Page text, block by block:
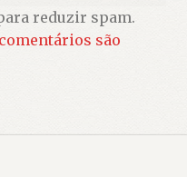
reduzir spam.
são